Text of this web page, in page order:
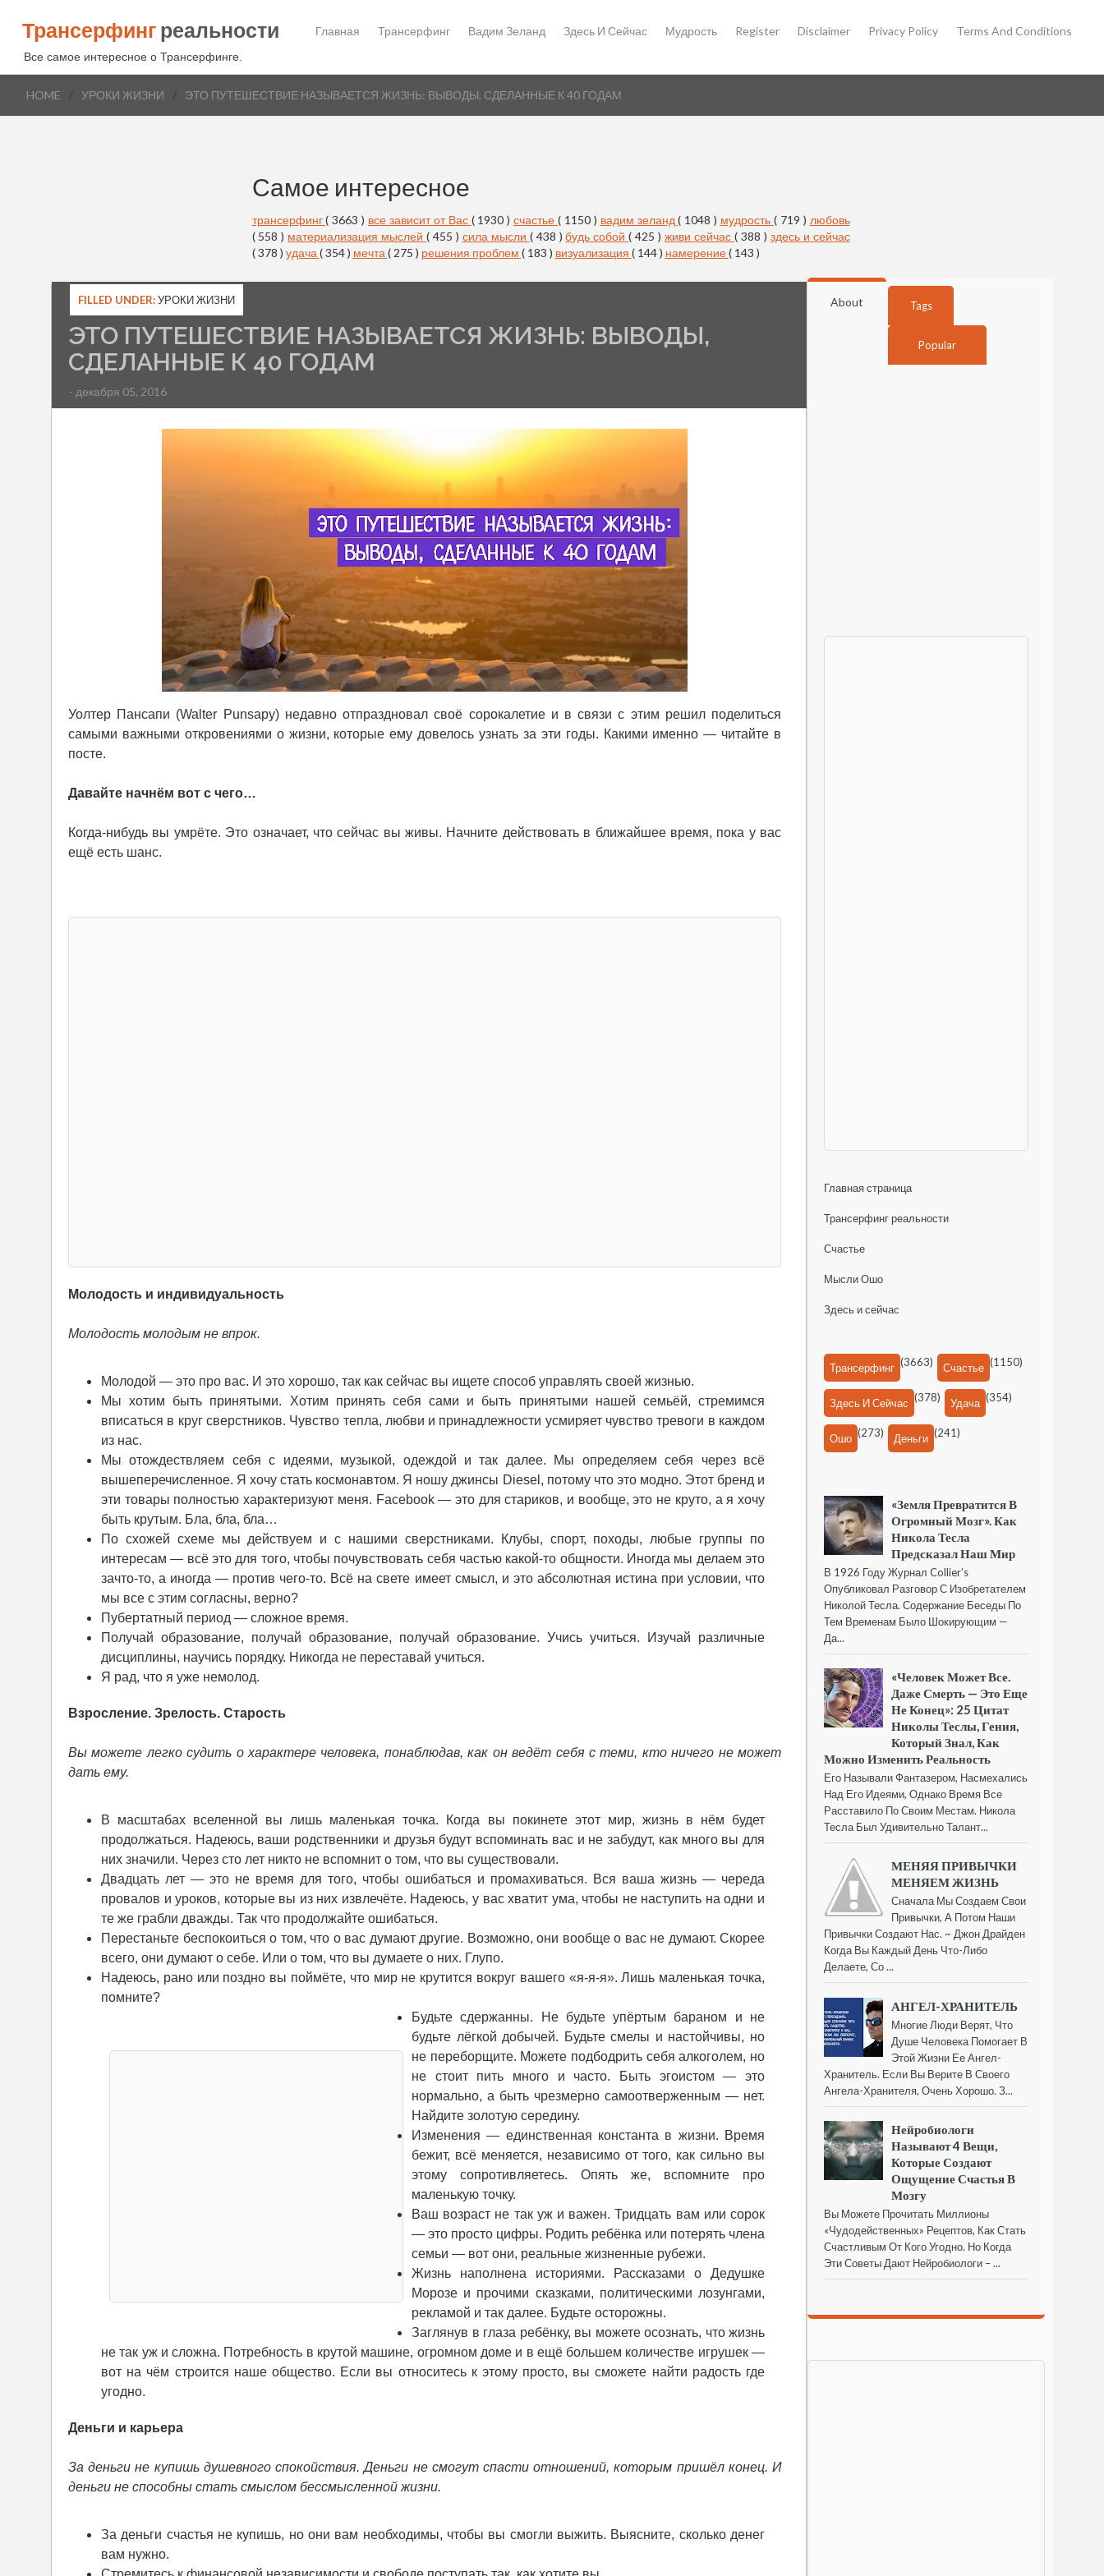
Трансерфинг реальности
Все самое интересное о Трансерфинге.
Главная Трансерфинг Вадим Зеланд Здесь И Сейчас Мудрость Register Disclaimer Privacy Policy Terms And Conditions
HOME / УРОКИ ЖИЗНИ / ЭТО ПУТЕШЕСТВИЕ НАЗЫВАЕТСЯ ЖИЗНЬ: ВЫВОДЫ, СДЕЛАННЫЕ К 40 ГОДАМ
Самое интересное
трансерфинг( 3663 ) все зависит от Вас ( 1930 )счастье ( 1150 ) вадим зеланд( 1048 ) мудрость ( 719 ) любовь
( 558 ) материализация мыслей( 455 ) сила мысли ( 438 )будь собой( 425 )живи сейчас ( 388 ) здесь и сейчас
( 378 ) удача ( 354 ) мечта ( 275 ) решения проблем ( 183 ) визуализация ( 144 ) намерение( 143 )
FILLED UNDER:УРОКИ ЖИЗНИ
ЭТО ПУТЕШЕСТВИЕ НАЗЫВАЕТСЯ ЖИЗНЬ: ВЫВОДЫ,
СДЕЛАННЫЕ К 40 ГОДАМ
- декабря 05, 2016
Уолтер Пансапи (Walter Punsapy) недавно отпраздновал своё сорокалетие и в связи с этим решил поделиться
самыми важными откровениями о жизни, которые ему довелось узнать за эти годы. Какими именно — читайте в
посте.
Давайте начнём вот с чего…
Когда-нибудь вы умрёте. Это означает, что сейчас вы живы. Начните действовать в ближайшее время, пока у вас
ещё есть шанс.
Молодость и индивидуальность
Молодость молодым не впрок.
Молодой — это про вас. И это хорошо, так как сейчас вы ищете способ управлять своей жизнью.
Мы хотим быть принятыми. Хотим принять себя сами и быть принятыми нашей семьёй, стремимся
вписаться в круг сверстников. Чувство тепла, любви и принадлежности усмиряет чувство тревоги в каждом
из нас.
Мы отождествляем себя с идеями, музыкой, одеждой и так далее. Мы определяем себя через всё
вышеперечисленное. Я хочу стать космонавтом. Я ношу джинсы Diesel, потому что это модно. Этот бренд и
эти товары полностью характеризуют меня. Facebook — это для стариков, и вообще, это не круто, а я хочу
быть крутым. Бла, бла, бла…
По схожей схеме мы действуем и с нашими сверстниками. Клубы, спорт, походы, любые группы по
интересам — всё это для того, чтобы почувствовать себя частью какой-то общности. Иногда мы делаем это
зачто-то, а иногда — против чего-то. Всё на свете имеет смысл, и это абсолютная истина при условии, что
мы все с этим согласны, верно?
Пубертатный период — сложное время.
Получай образование, получай образование, получай образование. Учись учиться. Изучай различные
дисциплины, научись порядку. Никогда не переставай учиться.
Я рад, что я уже немолод.
Взросление. Зрелость. Старость
Вы можете легко судить о характере человека, понаблюдав, как он ведёт себя с теми, кто ничего не может
дать ему.
В масштабах вселенной вы лишь маленькая точка. Когда вы покинете этот мир, жизнь в нём будет
продолжаться. Надеюсь, ваши родственники и друзья будут вспоминать вас и не забудут, как много вы для
них значили. Через сто лет никто не вспомнит о том, что вы существовали.
Двадцать лет — это не время для того, чтобы ошибаться и промахиваться. Вся ваша жизнь — череда
провалов и уроков, которые вы из них извлечёте. Надеюсь, у вас хватит ума, чтобы не наступить на одни и
те же грабли дважды. Так что продолжайте ошибаться.
Перестаньте беспокоиться о том, что о вас думают другие. Возможно, они вообще о вас не думают. Скорее
всего, они думают о себе. Или о том, что вы думаете о них. Глупо.
Надеюсь, рано или поздно вы поймёте, что мир не крутится вокруг вашего «я-я-я». Лишь маленькая точка,
помните?
Будьте сдержанны. Не будьте упёртым бараном и не
будьте лёгкой добычей. Будьте смелы и настойчивы, но
не переборщите. Можете подбодрить себя алкоголем, но
не стоит пить много и часто. Быть эгоистом — это
нормально, а быть чрезмерно самоотверженным — нет.
Найдите золотую середину.
Изменения — единственная константа в жизни. Время
бежит, всё меняется, независимо от того, как сильно вы
этому сопротивляетесь. Опять же, вспомните про
маленькую точку.
Ваш возраст не так уж и важен. Тридцать вам или сорок
— это просто цифры. Родить ребёнка или потерять члена
семьи — вот они, реальные жизненные рубежи.
Жизнь наполнена историями. Рассказами о Дедушке
Морозе и прочими сказками, политическими лозунгами,
рекламой и так далее. Будьте осторожны.
Заглянув в глаза ребёнку, вы можете осознать, что жизнь
не так уж и сложна. Потребность в крутой машине, огромном доме и в ещё большем количестве игрушек —
вот на чём строится наше общество. Если вы относитесь к этому просто, вы сможете найти радость где
угодно.
Деньги и карьера
За деньги не купишь душевного спокойствия. Деньги не смогут спасти отношений, которым пришёл конец. И
деньги не способны стать смыслом бессмысленной жизни.
За деньги счастья не купишь, но они вам необходимы, чтобы вы смогли выжить. Выясните, сколько денег
вам нужно.
About Tags
Popular
Главная страница
Трансерфинг реальности
Счастье
Мысли Ошо
Здесь и сейчас
Трансерфинг (3663) Счастье (1150)
Здесь И Сейчас (378) Удача (354)
Ошо (273) Деньги (241)
«Земля Превратится В
Огромный Мозг». Как
Никола Тесла
Предсказал Наш Мир
В 1926 Году Журнал Collier’s
Опубликовал Разговор С Изобретателем
Николой Тесла. Содержание Беседы По
Тем Временам Было Шокирующим —
Да...
«Человек Может Все.
Даже Смерть — Это Еще
Не Конец»: 25 Цитат
Николы Теслы, Гения,
Который Знал, Как
Можно Изменить Реальность
Его Называли Фантазером, Насмехались
Над Его Идеями, Однако Время Все
Расставило По Своим Местам. Никола
Тесла Был Удивительно Талант...
МЕНЯЯ ПРИВЫЧКИ
МЕНЯЕМ ЖИЗНЬ
Сначала Мы Создаем Свои
Привычки, А Потом Наши
Привычки Создают Нас. ~ Джон Драйден
Когда Вы Каждый День Что-Либо
Делаете, Со ...
АНГЕЛ-ХРАНИТЕЛЬ
Многие Люди Верят, Что
Душе Человека Помогает В
Этой Жизни Ее Ангел-
Хранитель. Если Вы Верите В Своего
Ангела-Хранителя, Очень Хорошо. З...
Нейробиологи
Называют 4 Вещи,
Которые Создают
Ощущение Счастья В
Мозгу
Вы Можете Прочитать Миллионы
«чудодейственных» Рецептов, Как Стать
Счастливым От Кого Угодно. Но Когда
Эти Советы Дают Нейробиологи – ...